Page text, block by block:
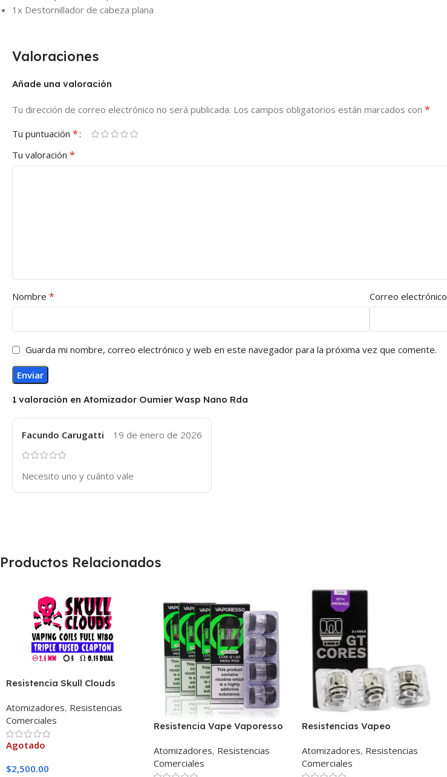
1x Destornillador de cabeza plana
Valoraciones
1 valoración en Atomizador Oumier Wasp Nano Rda
Facundo Carugatti 19 de enero de 2026
Necesito uno y cuánto vale
Añade una valoración
Tu dirección de correo electrónico no será publicada. Los campos obligatorios están marcados con *
Tu puntuación *
Tu valoración *
Nombre * Correo electrónico
Guarda mi nombre, correo electrónico y web en este navegador para la próxima vez que comente.
Productos Relacionados
Resistencia Skull Clouds
Atomizadores, Resistencias
Comerciales
Agotado
$2,500.00
Resistencia Vape Vaporesso
Atomizadores, Resistencias
Comerciales
Resistencias Vapeo
Atomizadores, Resistencias
Comerciales